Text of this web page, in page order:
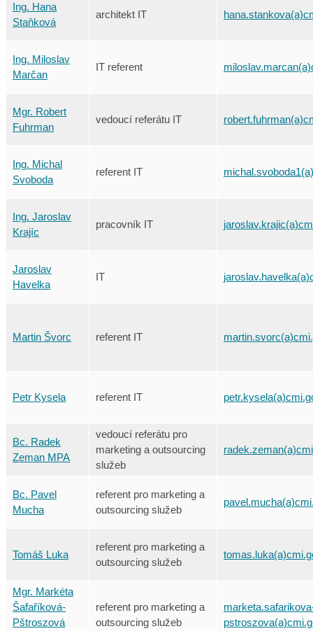
Ing. Hana
Staňková
architekt IT
Ing. Miloslav
Marčan
IT referent
Mgr. Robert
Fuhrman
vedoucí referátu IT
Ing. Michal
Svoboda
referent IT
Ing. Jaroslav
Krajíc
pracovník IT
Jaroslav
Havelka
IT
Martin Švorc referent IT
Petr Kysela referent IT
Bc. Radek
Zeman MPA
vedoucí referátu pro
marketing a outsourcing
služeb
Bc. Pavel
Mucha
referent pro marketing a
outsourcing služeb
Tomáš Luka
referent pro marketing a
outsourcing služeb
Mgr. Markéta
Šafaříková-
Pštroszová
referent pro marketing a
outsourcing služeb